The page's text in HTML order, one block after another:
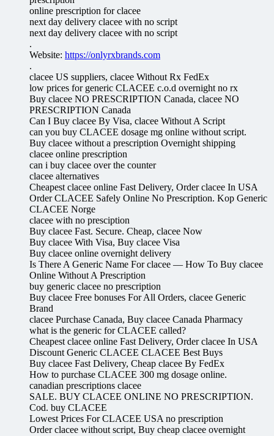
online prescription for clacee
next day delivery clacee with no script
next day delivery clacee with no script
.
Website: https://onlyrxbrands.com
.
clacee US suppliers, clacee Without Rx FedEx
low prices for generic CLACEE c.o.d overnight no rx
Buy clacee NO PRESCRIPTION Canada, clacee NO
PRESCRIPTION Canada
Can I Buy clacee By Visa, clacee Without A Script
can you buy CLACEE dosage mg online without script.
Buy clacee without a prescription Overnight shipping
clacee online prescription
can i buy clacee over the counter
clacee alternatives
Cheapest clacee online Fast Delivery, Order clacee In USA
Order CLACEE Safely Online No Prescription. Kop Generic
CLACEE Norge
clacee with no presciption
Buy clacee Fast. Secure. Cheap, clacee Now
Buy clacee With Visa, Buy clacee Visa
Buy clacee online overnight delivery
Is There A Generic Name For clacee — How To Buy clacee
Online Without A Prescription
buy generic clacee no prescription
Buy clacee Free bonuses For All Orders, clacee Generic
Brand
clacee Purchase Canada, Buy clacee Canada Pharmacy
what is the generic for CLACEE called?
Cheapest clacee online Fast Delivery, Order clacee In USA
Discount Generic CLACEE CLACEE Best Buys
Buy clacee Fast Delivery, Cheap clacee By FedEx
How to purchase CLACEE 300 mg dosage online.
canadian prescriptions clacee
SALE. BUY CLACEE ONLINE NO PRESCRIPTION.
Cod. buy CLACEE
Lowest Prices For CLACEE USA no prescription
Order clacee without script, Buy cheap clacee overnight